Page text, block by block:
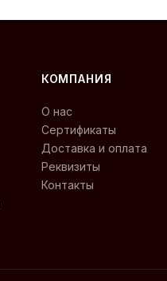
КОМПАНИЯ
О нас
Сертификаты
Доставка и оплата
Реквизиты
Контакты